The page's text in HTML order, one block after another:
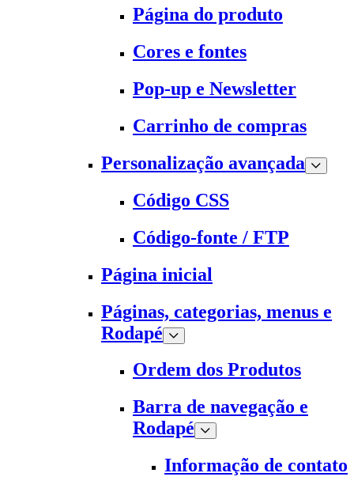
Página do produto
Cores e fontes
Pop-up e Newsletter
Carrinho de compras
Personalização avançada
Código CSS
Código-fonte / FTP
Página inicial
Páginas, categorias, menus e
Rodapé
Ordem dos Produtos
Barra de navegação e
Rodapé
Informação de contato